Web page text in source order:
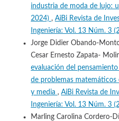
industria de moda de lujo:
2024) , AiBi Revista de
Ingeniería: Vol. 13 Núm. 3
Jorge Didier Obando-
Cesar Ernesto Zapata-
evaluación del
de problemas matemáticos
y media , AiBi Revista de
Ingeniería: Vol. 13 Núm. 3
Marling Carolina Cordero-